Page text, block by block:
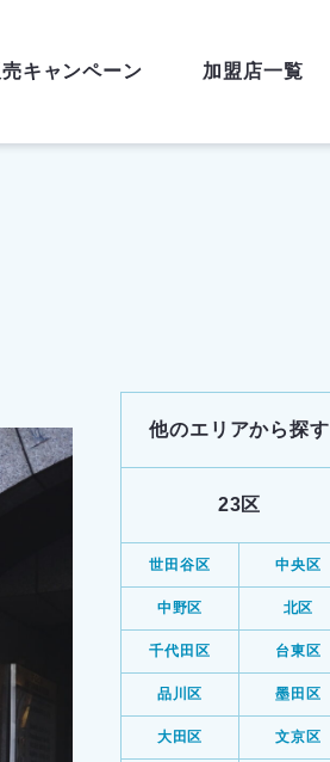
キャンペーン 加盟店一覧
他のエリアから探す
23区
世田谷区 中央区
中野区 北区
千代田区 台東区
品川区 墨田区
大田区 文京区